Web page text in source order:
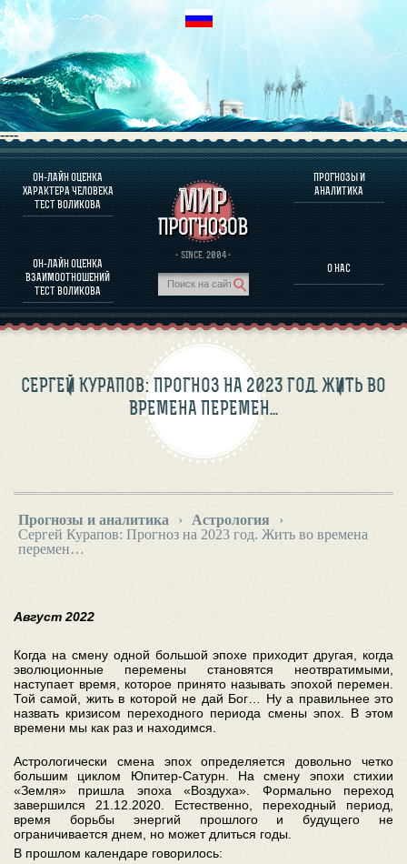
----
ОН-ЛАЙН ОЦЕНКА
ХАРАКТЕРА ЧЕЛОВЕКА
ТЕСТ ВОЛИКОВА
ОН-ЛАЙН ОЦЕНКА
ВЗАИМООТНОШЕНИЙ
ТЕСТ ВОЛИКОВА
· SINCE. 2004 ·
ПРОГНОЗЫ И
АНАЛИТИКА
О НАС
О ПРОГРАММЕ
ОЦЕНКА ХАРАКТЕРA ЧЕЛОВЕКА
ОЦЕНКА ХАРАКТЕРА ВЫДАЮЩИХСЯ ЛИЧНОСТЕЙ
О ПРОГРАММЕ
ПРОГНОЗЫ И АНАЛИТИКА
СЕРГЕЙ КУРАПОВ: ПРОГНОЗ НА 2023 ГОД. ЖИТЬ ВО
ВРЕМЕНА ПЕРЕМЕН…
Прогнозы и аналитика › Астрология
›
Сергей Курапов: Прогноз на 2023 год. Жить во времена
перемен…
Август 2022
Когда на смену одной большой эпохе приходит другая, когда
эволюционные перемены становятся неотвратимыми,
наступает время, которое принято называть эпохой перемен.
Той самой, жить в которой не дай Бог… Ну а правильнее это
назвать кризисом переходного периода смены эпох. В этом
времени мы как раз и находимся.
Астрологически смена эпох определяется довольно четко
большим циклом Юпитер-Сатурн. На смену эпохи стихии
«Земля» пришла эпоха «Воздуха». Формально переход
завершился 21.12.2020. Естественно, переходный период,
время борьбы энергий прошлого и будущего не
ограничивается днем, но может длиться годы.
В прошлом календаре говорилось: